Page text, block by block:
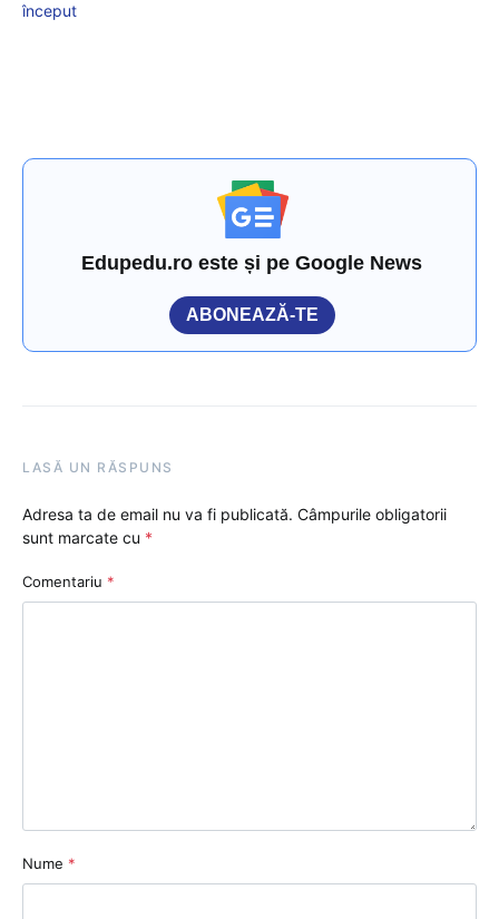
început
Edupedu.ro este și pe Google News
ABONEAZĂ-TE
LASĂ UN RĂSPUNS
Adresa ta de email nu va fi publicată. Câmpurile obligatorii
sunt marcate cu *
Comentariu *
Nume *